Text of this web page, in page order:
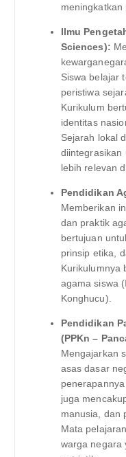
meningkatkan
Ilmu
Sciences):
Siswa belajar
peristiwa
Kurikulum
identitas
Sejarah lokal
diintegrasikan
lebih relevan
Pendidikan
Memberikan
dan praktik
bertujuan
prinsip etika,
Kurikulumnya
agama siswa
Konghucu).
Pendidikan
(PPKn –
Mengajarkan
asas dasar
juga
manusia, dan
Mata
warga negara